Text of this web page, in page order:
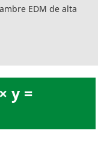
EDM de alta
y =